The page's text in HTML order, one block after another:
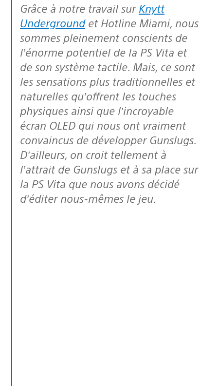
Grâce à notre travail sur Knytt
Undergroundet Hotline Miami, nous
sommes pleinement conscients de
l’énorme potentiel de la PS Vita et
de son système tactile. Mais, ce sont
les sensations plus traditionnelles et
naturelles qu’offrent les touches
physiques ainsi que l’incroyable
écran OLED qui nous ont vraiment
convaincus de développer Gunslugs.
D’ailleurs, on croit tellement à
l’attrait de Gunslugs et à sa place sur
la PS Vita que nous avons décidé
d’éditer nous-mêmes le jeu.